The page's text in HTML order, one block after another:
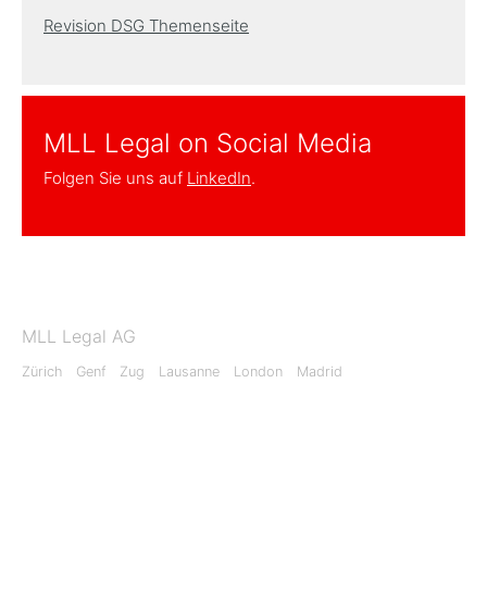
Revision DSG Themenseite
MLL Legal on Social Media
Folgen Sie uns auf LinkedIn.
MLL Legal AG
Zürich Genf Zug Lausanne London Madrid